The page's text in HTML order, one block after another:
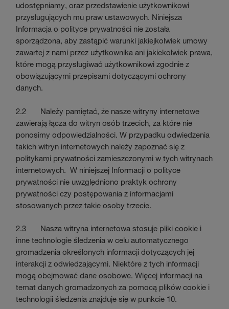
udostępniamy, oraz przedstawienie użytkownikowi
przysługujących mu praw ustawowych. Niniejsza
Informacja o polityce prywatności nie została
sporządzona, aby zastąpić warunki jakiejkolwiek umowy
zawartej z nami przez użytkownika ani jakiekolwiek prawa,
które mogą przysługiwać użytkownikowi zgodnie z
obowiązującymi przepisami dotyczącymi ochrony
danych.
2.2 Należy pamiętać, że nasze witryny internetowe
zawierają łącza do witryn osób trzecich, za które nie
ponosimy odpowiedzialności. W przypadku odwiedzenia
takich witryn internetowych należy zapoznać się z
politykami prywatności zamieszczonymi w tych witrynach
internetowych. W niniejszej Informacji o polityce
prywatności nie uwzględniono praktyk ochrony
prywatności czy postępowania z informacjami
stosowanych przez takie osoby trzecie.
2.3 Nasza witryna internetowa stosuje pliki cookie i
inne technologie śledzenia w celu automatycznego
gromadzenia określonych informacji dotyczących jej
interakcji z odwiedzającymi. Niektóre z tych informacji
mogą obejmować dane osobowe. Więcej informacji na
temat danych gromadzonych za pomocą plików cookie i
technologii śledzenia znajduje się w punkcie 10.